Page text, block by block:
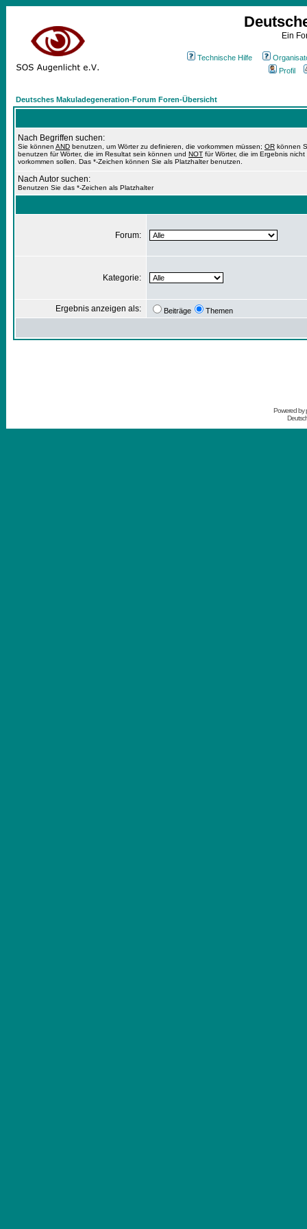
Ein
Technische Hilfe
Profil
Deutsches Makuladegeneration-Forum Foren-Übersicht
Nach Begriffen suchen:
Sie können AND benutzen, um Wörter zu definieren, die vorkommen müssen; OR können
benutzen für Wörter, die im Resultat sein können und NOT für Wörter, die im Ergebnis nicht
vorkommen sollen. Das *-Zeichen können Sie als Platzhalter benutzen.
Nach Autor suchen:
Benutzen Sie das *-Zeichen als Platzhalter
Forum:
Kategorie:
Ergebnis anzeigen als: Beiträge Themen
Powered by